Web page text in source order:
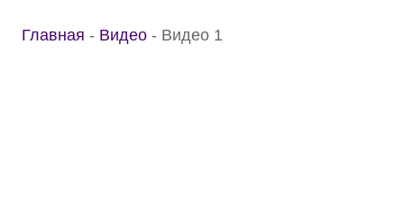
Главная - Видео - Видео 1